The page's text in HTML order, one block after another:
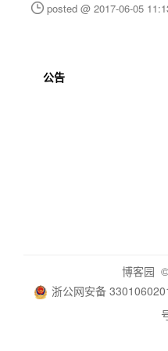
posted @ 2017-06-05
公告
博客园
浙公网安备